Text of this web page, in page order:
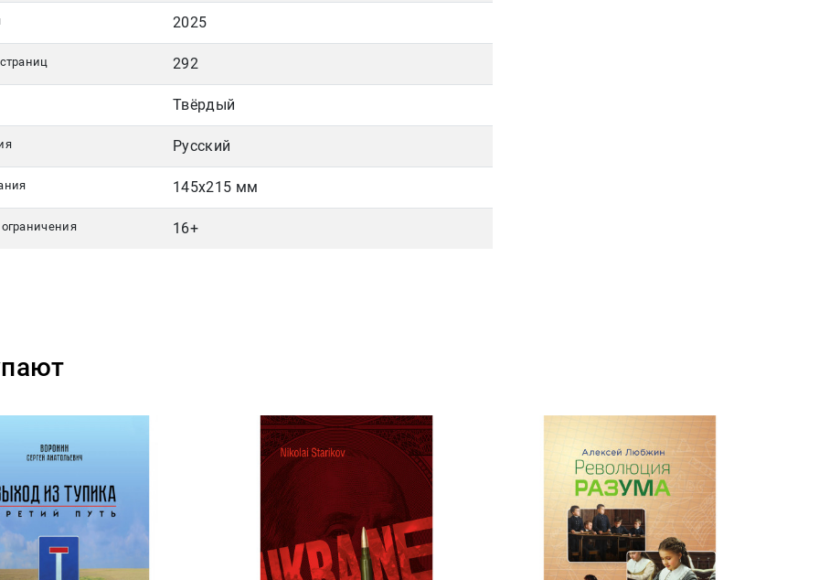
2025
292
Твёрдый
Русский
145х215 мм
16+